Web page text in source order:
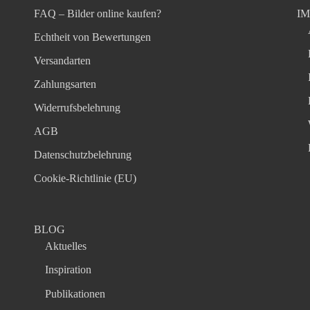
FAQ – Bilder online kaufen?
Echtheit von Bewertungen
Versandarten
Zahlungsarten
Widerrufsbelehrung
AGB
Datenschutzbelehrung
Cookie-Richtlinie (EU)
BLOG
Aktuelles
Inspiration
Publikationen